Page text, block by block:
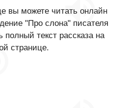
вы можете читать онлайн
"Про слона" писателя
полный текст рассказа на
странице.